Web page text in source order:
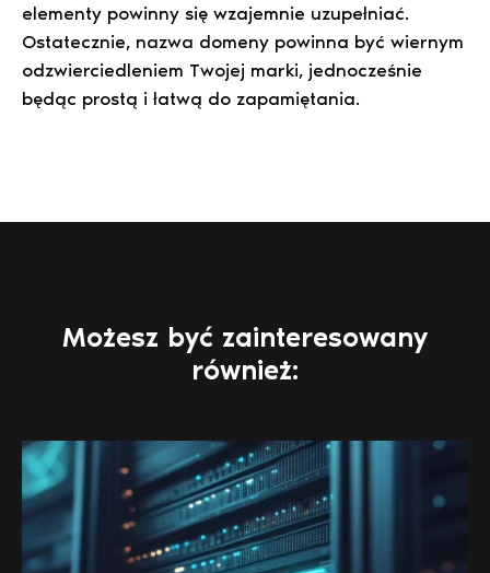
elementy powinny się wzajemnie uzupełniać.
Ostatecznie, nazwa domeny powinna być wiernym
odzwierciedleniem Twojej marki, jednocześnie
będąc prostą i łatwą do zapamiętania.
Możesz być zainteresowany
również: